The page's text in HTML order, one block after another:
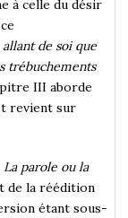
à celle du désir
de soi que
trébuchements
III aborde
revient sur
La parole ou la
de la réédition
étant sous-